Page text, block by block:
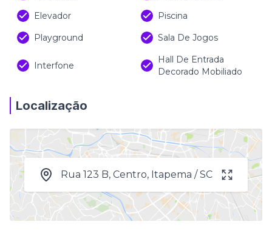
Elevador
Piscina
Playground
Sala De Jogos
Interfone
Hall De Entrada
Decorado Mobiliado
Localização
Rua 123 B, Centro, Itapema / SC